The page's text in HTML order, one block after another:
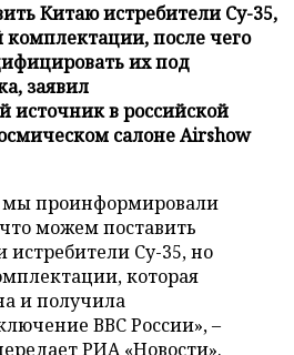
Китаю истребители Су-35,
после чего
их под
заявил
источник в российской
салоне Airshow
мы проинформировали
можем поставить
Су-35, но
которая
и получила
ВВС России», –
РИА «Новости».